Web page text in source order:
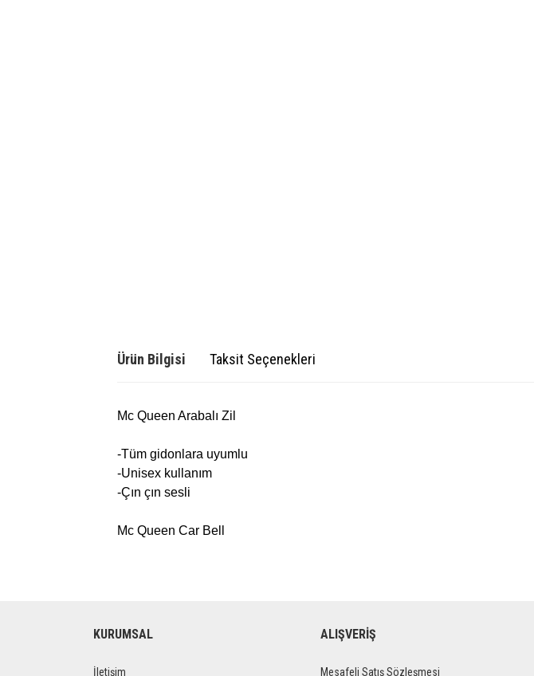
Ürün Bilgisi Taksit Seçenekleri
Mc Queen Arabalı Zil
-Tüm gidonlara uyumlu
-Unisex kullanım
-Çın çın sesli
Mc Queen Car Bell
KURUMSAL
İletişim
ALIŞVERİŞ
Mesafeli Satış Sözleşmesi